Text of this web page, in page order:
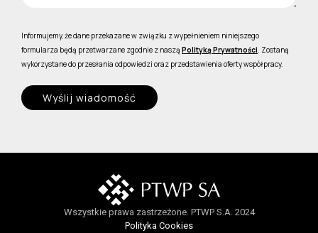
Informujemy, że dane przekazane w związku z wypełnieniem niniejszego
formularza będą przetwarzane zgodnie z naszą Polityką Prywatności. Zostaną
wykorzystane do przesłania odpowiedzi oraz przedstawienia oferty współpracy.
Wyślij wiadomość
Wszystkie prawa zastrzeżone. PTWP S.A. 2024
Polityka Cookies